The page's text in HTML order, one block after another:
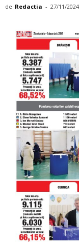
de Redactia - 27/11/2024